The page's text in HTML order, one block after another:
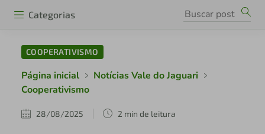
Categorias
COOPERATIVISMO
Página inicial
Notícias Vale do Jaguari
Cooperativismo
28/08/2025 2 min de leitura